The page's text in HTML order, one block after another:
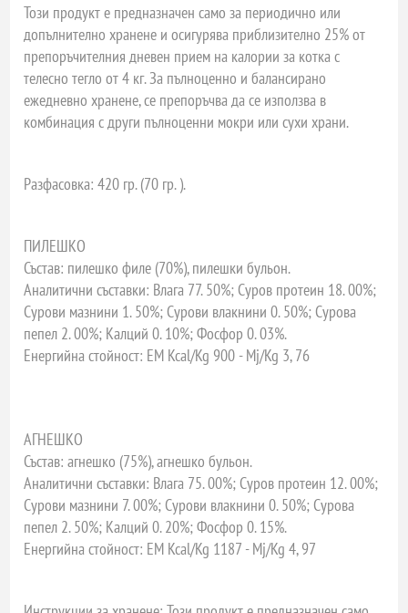
Този продукт е предназначен само за периодично или
допълнително хранене и осигурява приблизително 25% от
препоръчителния дневен прием на калории за котка с
телесно тегло от 4 кг. За пълноценно и балансирано
ежедневно хранене, се препоръчва да се използва в
комбинация с други пълноценни мокри или сухи храни.
Разфасовка: 420 гр. (70 гр. ).
ПИЛЕШКО
Състав: пилешко филе (70%), пилешки бульон.
Аналитични съставки: Влага 77. 50%; Суров протеин 18. 00%;
Сурови мазнини 1. 50%; Cурови влакнини 0. 50%; Cурова
пепел 2. 00%; Калций 0. 10%; Фосфор 0. 03%.
Енергийна стойност: EM Kcal/Kg 900 - Mj/Kg 3, 76
АГНЕШКО
Състав: агнешко (75%), агнешко бульон.
Аналитични съставки: Влага 75. 00%; Суров протеин 12. 00%;
Сурови мазнини 7. 00%; Cурови влакнини 0. 50%; Cурова
пепел 2. 50%; Калций 0. 20%; Фосфор 0. 15%.
Енергийна стойност: EM Kcal/Kg 1187 - Mj/Kg 4, 97